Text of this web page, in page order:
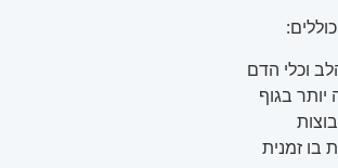
וכלי הדם
בגוף
זמנית